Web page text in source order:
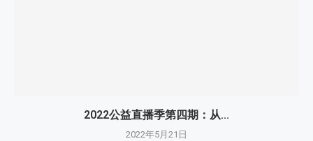
2022公益直播季第四期：从...
2022年5月21日